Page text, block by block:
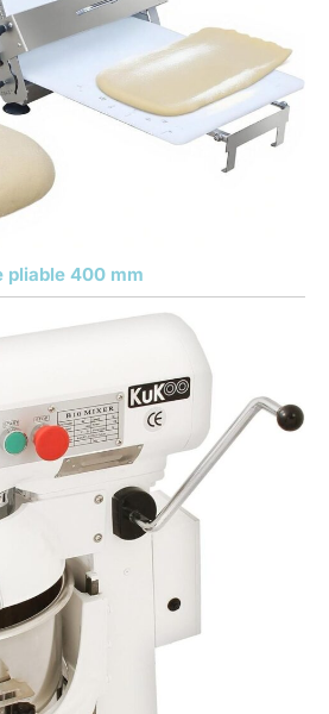
pliable 400 mm